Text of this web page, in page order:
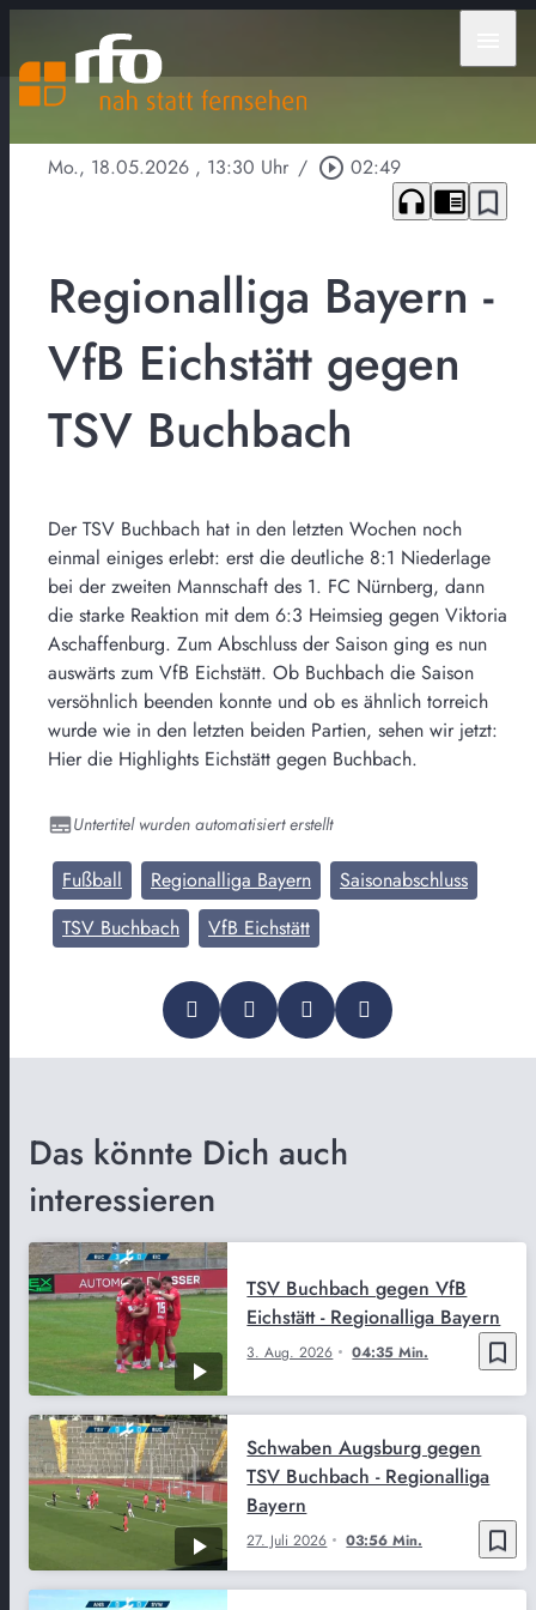
Mo., 18.05.2026 , 13:30 Uhr / play_circle_outline 02:49
headphones chrome_reader_mode bookmark_border
Regionalliga Bayern -
VfB Eichstätt gegen
TSV Buchbach
Der TSV Buchbach hat in den letzten Wochen noch
einmal einiges erlebt: erst die deutliche 8:1 Niederlage
bei der zweiten Mannschaft des 1. FC Nürnberg, dann
die starke Reaktion mit dem 6:3 Heimsieg gegen Viktoria
Aschaffenburg. Zum Abschluss der Saison ging es nun
auswärts zum VfB Eichstätt. Ob Buchbach die Saison
versöhnlich beenden konnte und ob es ähnlich torreich
wurde wie in den letzten beiden Partien, sehen wir jetzt:
Hier die Highlights Eichstätt gegen Buchbach.
Untertitel wurden automatisiert erstellt
Fußball Regionalliga Bayern
Saisonabschluss
TSV Buchbach
VfB Eichstätt
Das könnte Dich auch
interessieren
bookmark_border
3. Aug. 2026 04:35 Min.
TSV Buchbach gegen VfB
Eichstätt - Regionalliga Bayern
bookmark_border
27. Juli 2026 03:56 Min.
Schwaben Augsburg gegen
TSV Buchbach - Regionalliga
Bayern